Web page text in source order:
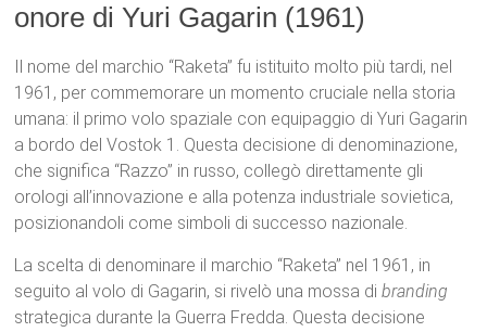
onore di Yuri Gagarin (1961)
Il nome del marchio “Raketa” fu istituito molto più tardi, nel
1961, per commemorare un momento cruciale nella storia
umana: il primo volo spaziale con equipaggio di Yuri Gagarin
a bordo del Vostok 1. Questa decisione di denominazione,
che significa “Razzo” in russo, collegò direttamente gli
orologi all’innovazione e alla potenza industriale sovietica,
posizionandoli come simboli di successo nazionale.
La scelta di denominare il marchio “Raketa” nel 1961, in
seguito al volo di Gagarin, si rivelò una mossa dibranding
strategica durante la Guerra Fredda. Questa decisione